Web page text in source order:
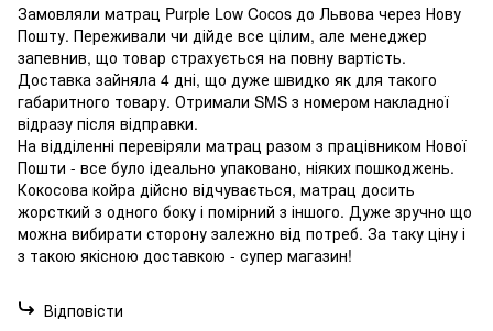
Замовляли матрац Purple Low Cocos до Львова через Нову
Пошту. Переживали чи дійде все цілим, але менеджер
запевнив, що товар страхується на повну вартість.
Доставка зайняла 4 дні, що дуже швидко як для такого
габаритного товару. Отримали SMS з номером накладної
відразу після відправки.
На відділенні перевіряли матрац разом з працівником Нової
Пошти - все було ідеально упаковано, ніяких пошкоджень.
Кокосова койра дійсно відчувається, матрац досить
жорсткий з одного боку і помірний з іншого. Дуже зручно що
можна вибирати сторону залежно від потреб. За таку ціну і
з такою якісною доставкою - супер магазин!
Відповісти